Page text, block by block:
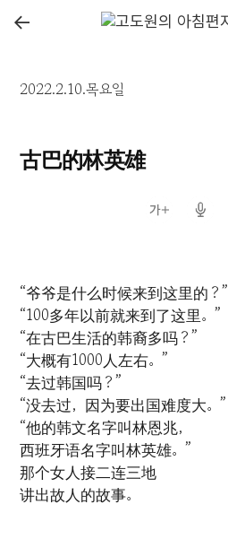
←
2022.2.10.목요일
古巴的林英雄
“爷爷是什么时候来到这里的？”
“100多年以前就来到了这里。”
“在古巴生活的韩裔多吗？”
“大概有1000人左右。”
“去过韩国吗？”
“没去过，因为要出国难度大。”
“他的韩文名字叫林恩兆，
西班牙语名字叫林英雄。”
那个女人接二连三地
讲出故人的故事。